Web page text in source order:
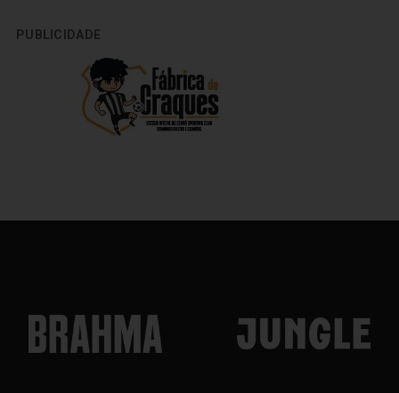
PUBLICIDADE